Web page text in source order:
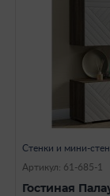
Стенки и мини-
Артикул: 61-685-1
Гостиная